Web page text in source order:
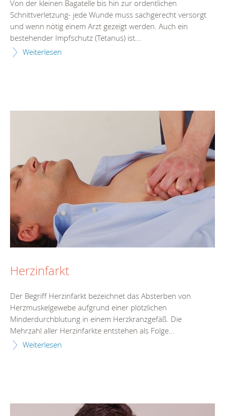
Von der kleinen Bagatelle bis hin zur ordentlichen
Schnittverletzung- jede Wunde muss sachgerecht versorgt
und wenn nötig einem Arzt gezeigt werden. Auch ein
bestehender Impfschutz (Tetanus) ist...
Weiterlesen
Herzinfarkt
Der Begriff Herzinfarkt bezeichnet das Absterben von
Herzmuskelgewebe aufgrund einer plötzlichen
Minderdurchblutung in einem Herzkranzgefäß. Die
Mehrzahl aller Herzinfarkte entstehen als Folge...
Weiterlesen